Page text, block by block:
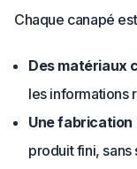
Chaque canapé
Des matériaux
les informations
Une fabrication
produit fini, sans